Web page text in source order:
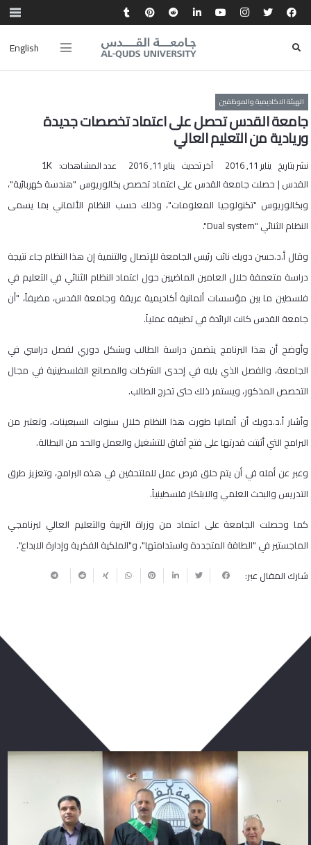
English
الهيئة الاكاديمية والموظفين
جامعة القدس تحصل على اعتماد تخصصات جديدة
وريادية من التعليم العالي
نشر بتاريخ يناير 11, 2016 آخر تحديث يناير 11, 2016 عدد المشاهدات: 1K
القدس | حصلت جامعة القدس على اعتماد تخصص بكالوريوس "هندسة كهربائية"،
وبكالوريوس "تكنولوجيا المعلومات"، وذلك حسب النظام الألماني بما يسمى
النظام الثنائي "Dual system".
وقال أ.د.حسن دويك نائب رئيس الجامعة للإتصال والتنمية إن هذا النظام جاء نتيجة
دراسة متعمقة خلال العامين الماضيين حول اعتماد النظام الثنائي في التعليم في
فلسطين ما بين مؤسسات ألمانية أكاديمية عريقة وجامعة القدس، مضيفاً، "أن
جامعة القدس كانت الرائدة في تطبيقه عملياً.
وأوضح أن هذا البرنامج يتضمن دراسة الطالب وبشكل دوري لفصل دراسي في
الجامعة، والفصل الذي يليه في إحدى الشركات والمصانع الفلسطينية في مجال
التخصص المذكور، ويستمر ذلك حتى تخرج الطالب.
وأشار أ.د.دويك أن ألمانيا طورت هذا النظام خلال سنوات السبعينات، وتعتبر من
البرامج التي أثبتت قدرتها على فتح آفاق للتشغيل والعمل والحد من البطالة.
وعبر عن أمله في أن يتم خلق فرص عمل للملتحقين في هذه البرامج، وتعزيز طرق
التدريس والبحث العلمي والابتكار فلسطينياً.
كما وحصلت الجامعة على اعتماد من وزراة التربية والتعليم العالي لبرنامجي
الماجستير في "الطاقة المتجددة واستدامتها"، و"الملكية الفكرية وإدارة الابداع".
شارك المقال عبر: